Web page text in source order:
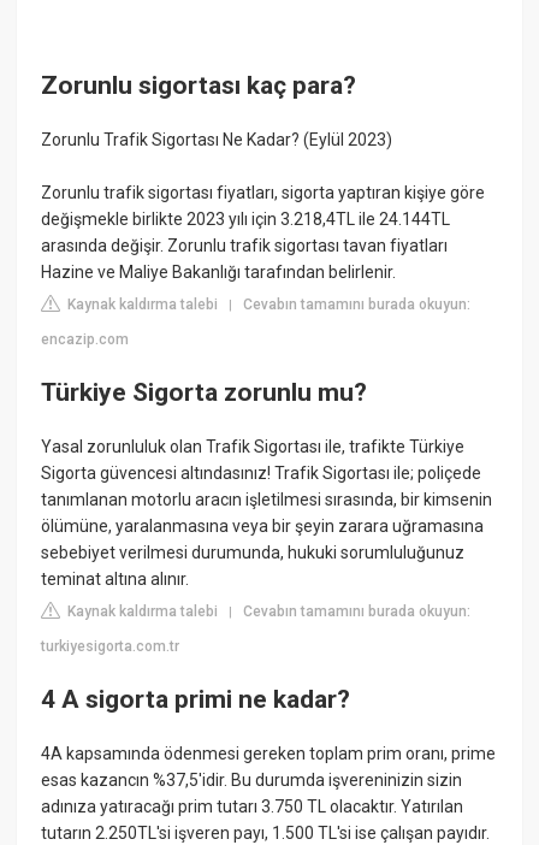
Zorunlu sigortası kaç para?
Zorunlu Trafik Sigortası Ne Kadar? (Eylül 2023)
Zorunlu trafik sigortası fiyatları, sigorta yaptıran kişiye göre
değişmekle birlikte 2023 yılı için 3.218,4TL ile 24.144TL
arasında değişir. Zorunlu trafik sigortası tavan fiyatları
Hazine ve Maliye Bakanlığı tarafından belirlenir.
Kaynak kaldırma talebi |Cevabın tamamını burada okuyun:
encazip.com
Türkiye Sigorta zorunlu mu?
Yasal zorunluluk olan Trafik Sigortası ile, trafikte Türkiye
Sigorta güvencesi altındasınız! Trafik Sigortası ile; poliçede
tanımlanan motorlu aracın işletilmesi sırasında, bir kimsenin
ölümüne, yaralanmasına veya bir şeyin zarara uğramasına
sebebiyet verilmesi durumunda, hukuki sorumluluğunuz
teminat altına alınır.
Kaynak kaldırma talebi |Cevabın tamamını burada okuyun:
turkiyesigorta.com.tr
4 A sigorta primi ne kadar?
4A kapsamında ödenmesi gereken toplam prim oranı, prime
esas kazancın %37,5'idir. Bu durumda işvereninizin sizin
adınıza yatıracağı prim tutarı 3.750 TL olacaktır. Yatırılan
tutarın 2.250TL'si işveren payı, 1.500 TL'si ise çalışan payıdır.